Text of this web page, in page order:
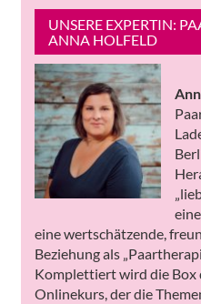
UNSERE EXPERTIN:
ANNA HOLFELD
eine wertschätzende,
Beziehung als
Komplettiert wird die Box
Onlinekurs, der die